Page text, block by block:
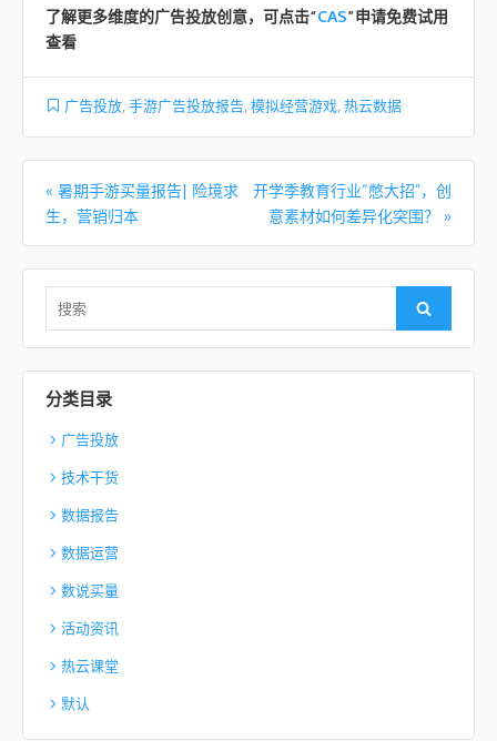
了解更多维度的广告投放创意， 可点击“CAS”申请免费试用
查看
广告投放 手游广告投放报告 模拟经营游戏 热云数据
文章导航
« 暑期手游买量报告| 险境求
生，营销归本
开学季教育行业“憋大招”，创
意素材如何差异化突围？
»
Search for:
Search
分类目录
广告投放
技术干货
数据报告
数据运营
数说买量
活动资讯
热云课堂
默认